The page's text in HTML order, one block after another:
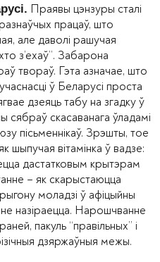
Праявы цэнзуры сталі
працаў, што
але даволі рашучая
з’ехаў”. Забарона
твораў. Гэта азначае, што
ў Беларусі проста
дзеяць табу на згадку ў
скасаванага ўладамі
пісьменнікаў. Зрэшты, тое
шыпучая вітамінка ў вадзе:
дастатковым крытэрам
– як скарыстаюцца
моладзі ў афіцыйны
назіраецца. Нарошчванне
пакуль “правільных” і
дзяржаўныя межы.